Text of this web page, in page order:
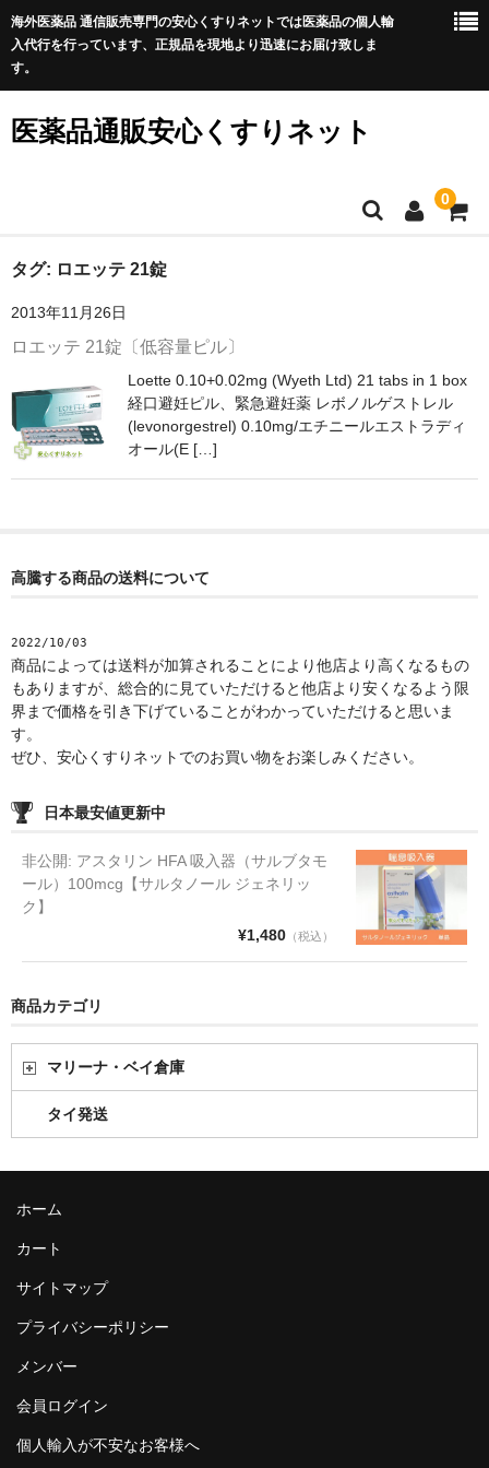
海外医薬品 通信販売専門の安心くすりネットでは医薬品の個人輸
入代行を行っています、正規品を現地より迅速にお届け致しま
す。
医薬品通販安心くすりネット
0
ホーム
利用規約
サイトマップ
良くある質問
プライバシーポリシー
タグ: ロエッテ 21錠
2013年11月26日
ロエッテ 21錠〔低容量ピル〕
Loette 0.10+0.02mg (Wyeth Ltd) 21 tabs in 1 box
経口避妊ピル、緊急避妊薬 レボノルゲストレル
(levonorgestrel) 0.10mg/エチニールエストラディ
オール(E […]
高騰する商品の送料について
2022/10/03
商品によっては送料が加算されることにより他店より高くなるもの
もありますが、総合的に見ていただけると他店より安くなるよう限
界まで価格を引き下げていることがわかっていただけると思いま
す。
ぜひ、安心くすりネットでのお買い物をお楽しみください。
日本最安値更新中
非公開: アスタリン HFA 吸入器（サルブタモ
ール）100mcg【サルタノール ジェネリッ
ク】
¥1,480（税込）
商品カテゴリ
マリーナ・ベイ倉庫
タイ発送
ホーム
カート
サイトマップ
プライバシーポリシー
メンバー
会員ログイン
個人輸入が不安なお客様へ